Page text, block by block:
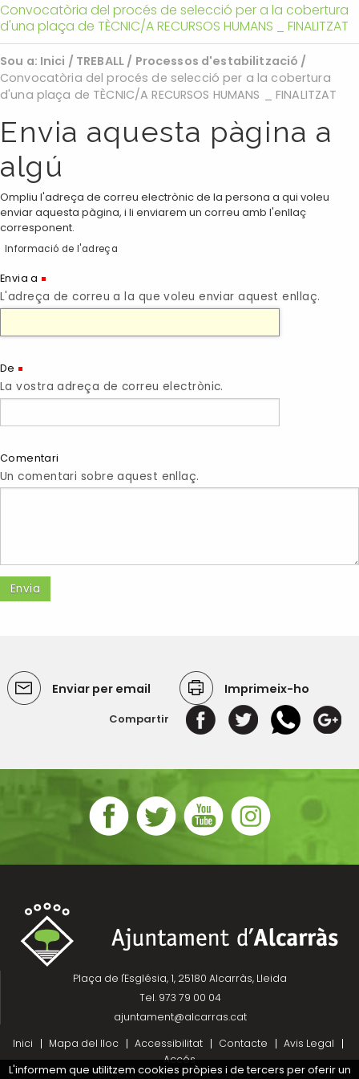
Convocatòria del procés de selecció per a la cobertura
d'una plaça de TÈCNIC/A RECURSOS HUMANS _ FINALITZAT
Sou a: Inici / TREBALL / Processos d'estabilització /
Convocatòria del procés de selecció per a la cobertura
d'una plaça de TÈCNIC/A RECURSOS HUMANS _ FINALITZAT
Envia aquesta pàgina a
algú
Ompliu l'adreça de correu electrònic de la persona a qui voleu
enviar aquesta pàgina, i li enviarem un correu amb l'enllaç
corresponent.
Informació de l'adreça
Envia a
L'adreça de correu a la que voleu enviar aquest enllaç.
De
La vostra adreça de correu electrònic.
Comentari
Un comentari sobre aquest enllaç.
Enviar per email Imprimeix-ho
Compartir
Plaça de l'Església, 1, 25180 Alcarràs, Lleida
Tel. 973 79 00 04
ajuntament@alcarras.cat
Inici
Mapa del lloc Accessibilitat Contacte
Avis Legal
Accés
L'informem que utilitzem cookies pròpies i de tercers per oferir un